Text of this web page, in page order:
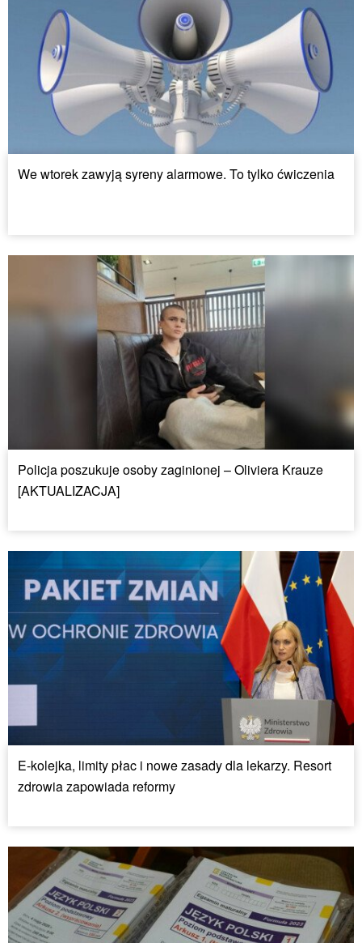
We wtorek zawyją syreny alarmowe. To tylko ćwiczenia
Policja poszukuje osoby zaginionej – Oliviera Krauze
[AKTUALIZACJA]
E-kolejka, limity płac i nowe zasady dla lekarzy. Resort
zdrowia zapowiada reformy